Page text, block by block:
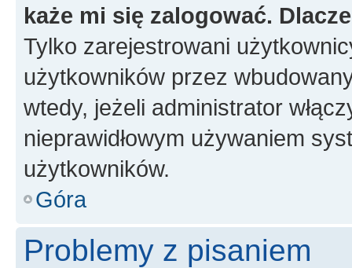
każe mi się zalogować.
Tylko zarejestrowani
użytkowników przez
wtedy, jeżeli administrator
nieprawidłowym używaniem
użytkowników.
Góra
Problemy z pisaniem